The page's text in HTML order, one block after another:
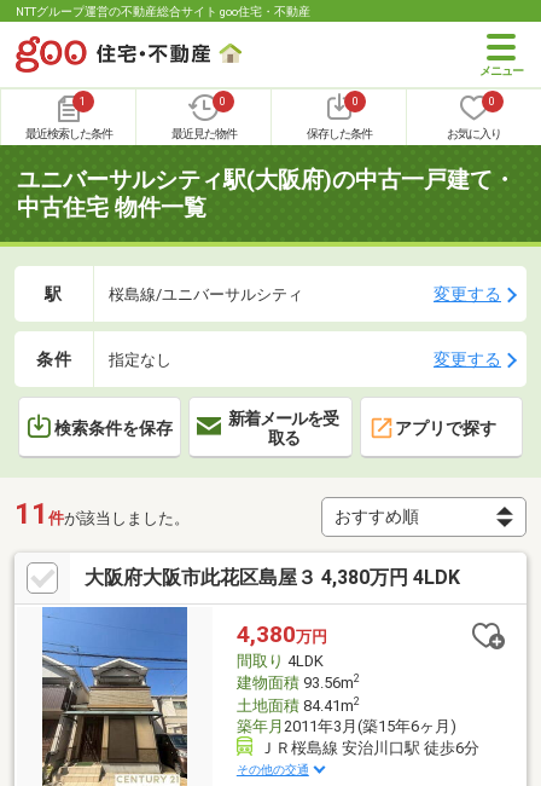
NTTグループ運営の不動産総合サイト goo住宅・不動産
1
最近検索した条件
0
最近見た物件
0
保存した条件
0
お気に入り
ユニバーサルシティ駅(大阪府)の中古一戸建て・
中古住宅 物件一覧
駅 桜島線/ユニバーサルシティ 変更する
条件 指定なし 変更する
検索条件を保存
新着メールを受
取る
アプリで探す
11 件が該当しました。
大阪府大阪市此花区島屋３ 4,380万円 4LDK
4,380万円
間取り 4LDK
建物面積93.56m2
土地面積84.41m2
築年月 2011年3月(築15年6ヶ月)
ＪＲ桜島線 安治川口駅 徒歩6分
その他の交通